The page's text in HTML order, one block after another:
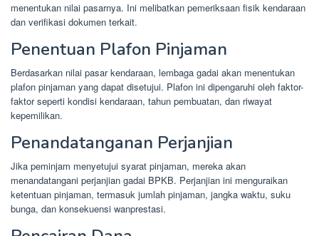
menentukan nilai pasarnya. Ini melibatkan pemeriksaan fisik kendaraan
dan verifikasi dokumen terkait.
Penentuan Plafon Pinjaman
Berdasarkan nilai pasar kendaraan, lembaga gadai akan menentukan
plafon pinjaman yang dapat disetujui. Plafon ini dipengaruhi oleh faktor-
faktor seperti kondisi kendaraan, tahun pembuatan, dan riwayat
kepemilikan.
Penandatanganan Perjanjian
Jika peminjam menyetujui syarat pinjaman, mereka akan
menandatangani perjanjian gadai BPKB. Perjanjian ini menguraikan
ketentuan pinjaman, termasuk jumlah pinjaman, jangka waktu, suku
bunga, dan konsekuensi wanprestasi.